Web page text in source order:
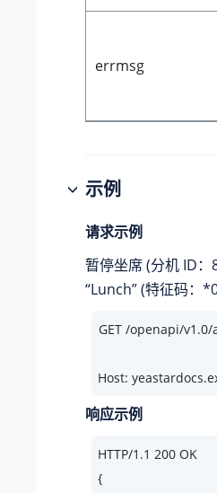
errmsg
示例
请求示例
暂停坐席 (分机 ID
“Lunch” (特征码：
Host:
响应示例
HTTP/1.1 200 OK
{